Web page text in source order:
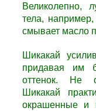
Великолепно,
тела,
смывает масло
Шикакай
придавая им
оттенок. Не
Шикакай п
окрашенные и